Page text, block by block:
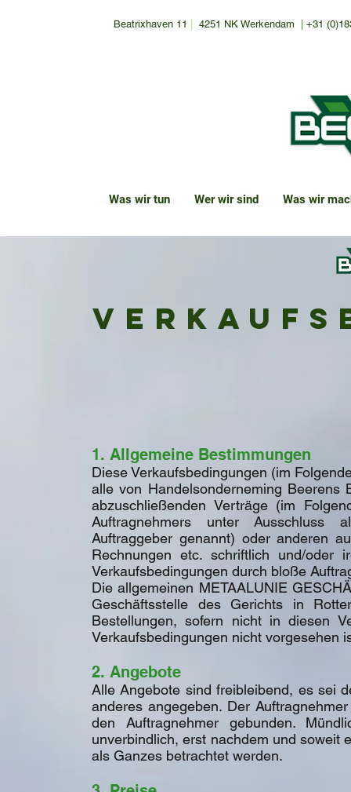
Beatrixhaven 11 4251 NK Werkendam +31
Was wir tun Wer wir sind Was wir
1. Allgemeine Bestimmungen
Diese Verkaufsbedingungen (im
alle von Handelsonderneming Beerens
abzuschließenden Verträge (im
Auftragnehmers unter Ausschluss
Auftraggeber genannt) oder anderen
Rechnungen etc. schriftlich und/oder
Verkaufsbedingungen durch bloße
Die allgemeinen METAALUNIE
Geschäftsstelle des Gerichts in
Bestellungen, sofern nicht in diesen
Verkaufsbedingungen nicht vorgesehen
2. Angebote
Alle Angebote sind freibleibend, es sei
anderes angegeben. Der
den Auftragnehmer gebunden.
unverbindlich, erst nachdem und soweit
als Ganzes betrachtet werden.